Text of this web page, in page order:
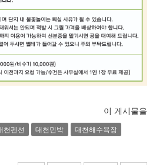
이 게시물을
천펜션 대천민박
대천해수욕장